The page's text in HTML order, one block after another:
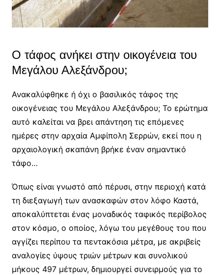
Ο τάφος ανήκει στην οικογένεια του
Μεγάλου Αλεξάνδρου;
Ανακαλύφθηκε ή όχι ο βασιλικός τάφος της
οικογένειας του Μεγάλου Αλεξάνδρου; Το ερώτημα
αυτό καλείται να βρει απάντηση τις επόμενες
ημέρες στην αρχαία Αμφίπολη Σερρών, εκεί που η
αρχαιολογική σκαπάνη βρήκε έναν σημαντικό
τάφο…
Όπως είναι γνωστό από πέρυσι, στην περιοχή κατά
τη διεξαγωγή των ανασκαφών στον λόφο Καστά,
αποκαλύπτεται ένας μοναδικός ταφικός περίβολος
στον κόσμο, ο οποίος, λόγω του μεγέθους του που
αγγίζει περίπου τα πεντακόσια μέτρα, με ακριβείς
αναλογίες ύψους τριών μέτρων και συνολικού
μήκους 497 μέτρων, δημιουργεί συνειρμούς για το